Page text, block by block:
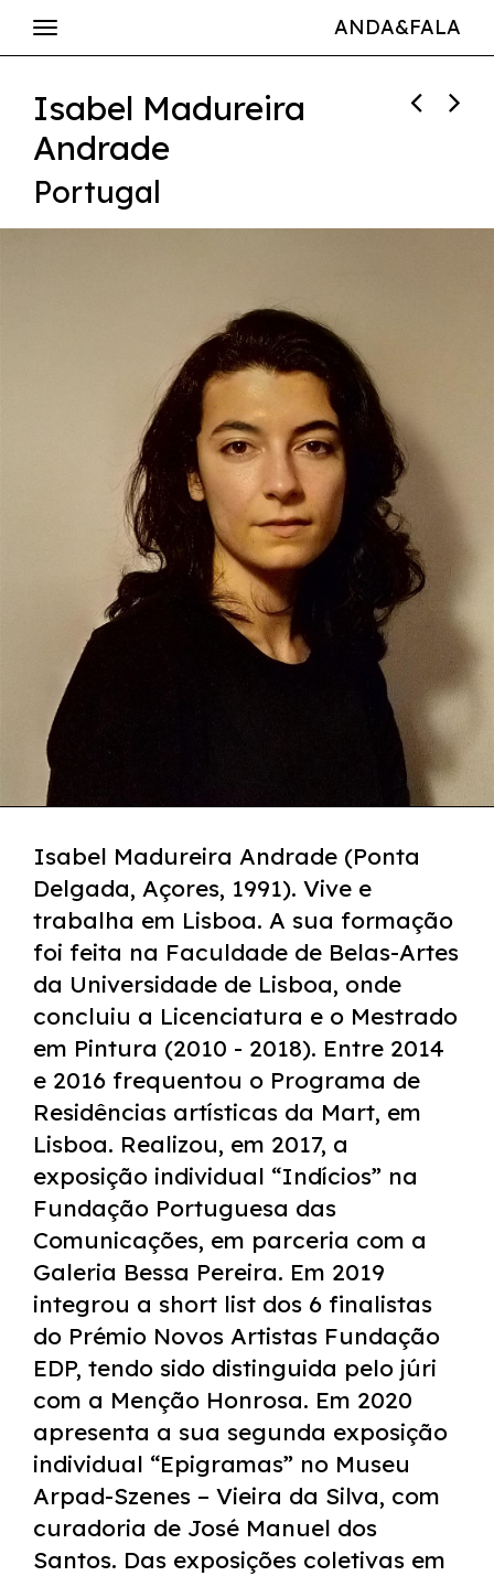
ANDA&FALA
Isabel Madureira
Andrade
Portugal
Isabel Madureira Andrade (Ponta
Delgada, Açores, 1991). Vive e
trabalha em Lisboa. A sua formação
foi feita na Faculdade de Belas-Artes
da Universidade de Lisboa, onde
concluiu a Licenciatura e o Mestrado
em Pintura (2010 - 2018). Entre 2014
e 2016 frequentou o Programa de
Residências artísticas da Mart, em
Lisboa. Realizou, em 2017, a
exposição individual “Indícios” na
Fundação Portuguesa das
Comunicações, em parceria com a
Galeria Bessa Pereira. Em 2019
integrou a short list dos 6 finalistas
do Prémio Novos Artistas Fundação
EDP, tendo sido distinguida pelo júri
com a Menção Honrosa. Em 2020
apresenta a sua segunda exposição
individual “Epigramas” no Museu
Arpad-Szenes – Vieira da Silva, com
curadoria de José Manuel dos
Santos. Das exposições coletivas em